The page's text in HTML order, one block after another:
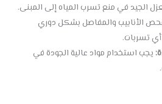
الجيد في منع تسرب المياه إلى المبنى.
الأنابيب والمفاصل بشكل دوري
تسربات.
يجب استخدام مواد عالية الجودة في